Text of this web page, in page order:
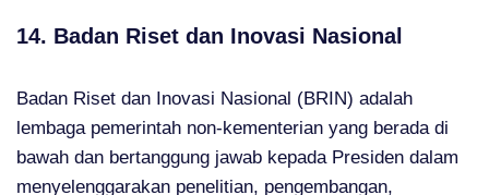
14. Badan Riset dan Inovasi Nasional
Badan Riset dan Inovasi Nasional (BRIN) adalah
lembaga pemerintah non-kementerian yang berada di
bawah dan bertanggung jawab kepada Presiden dalam
menyelenggarakan penelitian, pengembangan,